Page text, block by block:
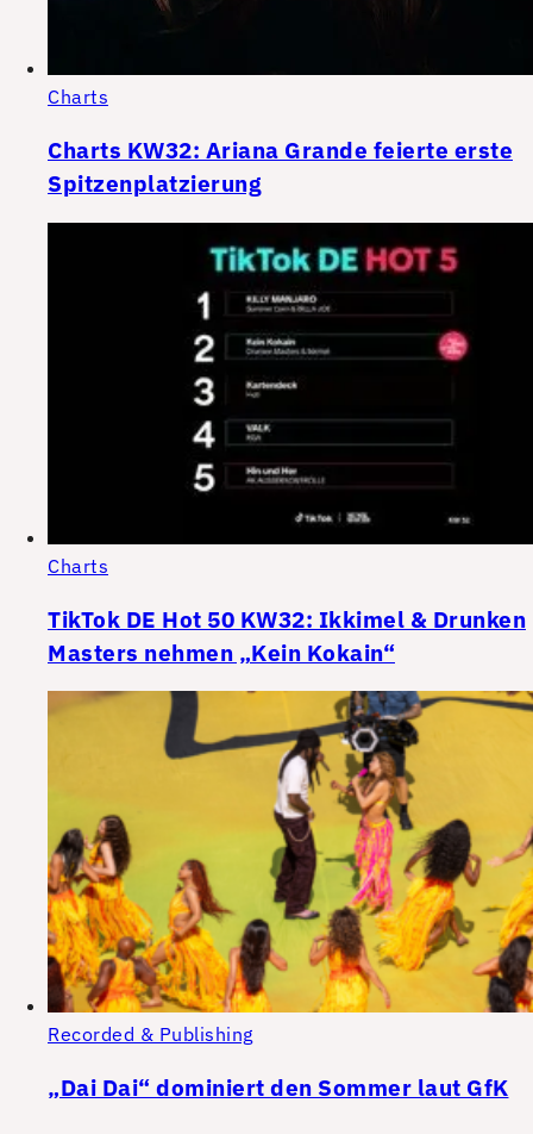
Charts
Charts KW32: Ariana Grande feierte erste
Spitzenplatzierung
Charts
TikTok DE Hot 50 KW32: Ikkimel & Drunken
Masters nehmen „Kein Kokain“
Recorded & Publishing
„Dai Dai“ dominiert den Sommer laut GfK